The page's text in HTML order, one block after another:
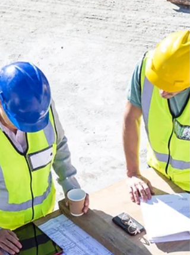
lijst te komen moet je een...